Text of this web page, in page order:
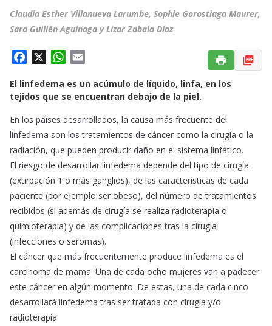
Claudia Esther Villanueva Larumbe, Sophie Gorostiaga Maurer,
Sara Guillén Aguinaga y Lizar Zabala Díaz
c
e
b
o
W
a
t
s
A
p
a
i
l
El linfedema es un acúmulo de líquido, linfa, en los
tejidos que se encuentran debajo de la piel.
En los países desarrollados, la causa más frecuente del
linfedema son los tratamientos de cáncer como la cirugía o la
radiación, que pueden producir daño en el sistema linfático.
El riesgo de desarrollar linfedema depende del tipo de cirugía
(extirpación 1 o más ganglios), de las características de cada
paciente (por ejemplo ser obeso), del número de tratamientos
recibidos (si además de cirugía se realiza radioterapia o
quimioterapia) y de las complicaciones tras la cirugía
(infecciones o seromas).
El cáncer que más frecuentemente produce linfedema es el
carcinoma de mama. Una de cada ocho mujeres van a padecer
este cáncer en algún momento. De estas, una de cada cinco
desarrollará linfedema tras ser tratada con cirugía y/o
radioterapia.